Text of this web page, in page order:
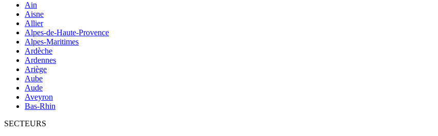
Ain
Aisne
Allier
Alpes-de-Haute-Provence
Alpes-Maritimes
Ardèche
Ardennes
Ariège
Aube
Aude
Aveyron
Bas-Rhin
SECTEURS